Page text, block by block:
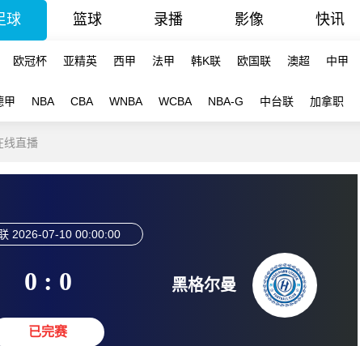
球 篮球 录播 影像 快讯
欧冠杯 亚精英 西甲 法甲 韩K联 欧国联 澳超 中甲
甲 NBA CBA WNBA WCBA NBA-G 中台联 加拿职
线直播
2026-07-10 00:00:00
0 : 0
已完赛
黑格尔曼